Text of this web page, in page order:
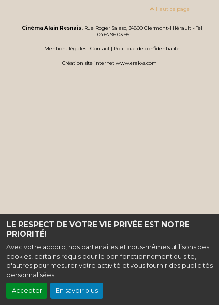
LE RESPECT DE VOTRE VIE PRIVÉE EST NOTRE
PRIORITÉ!
Avec votre accord, nos partenaires et nous-mêmes utilisons des
cookies, certains requis pour le bon fonctionnement du site,
d'autres pour mesurer votre activité et vous fournir des publicités
personnalisées.
Accepter En savoir plus
Haut de page
Cinéma Alain Resnais, Rue Roger Salasc, 34800 Clermont-l'Hérault - Tel
: 04.67.96.03.95
Mentions légales| Contact| Politique de confidentialité
Création site internet www.erakys.com